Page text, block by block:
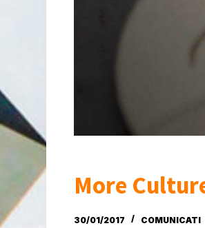
More
30/01/2017 COMUNICATI